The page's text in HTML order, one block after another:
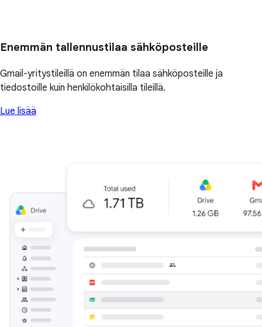
Enemmän tallennustilaa sähköposteille
Gmail-yritystileillä on enemmän tilaa sähköposteille ja
tiedostoille kuin henkilökohtaisilla tileillä.
Lue lisää